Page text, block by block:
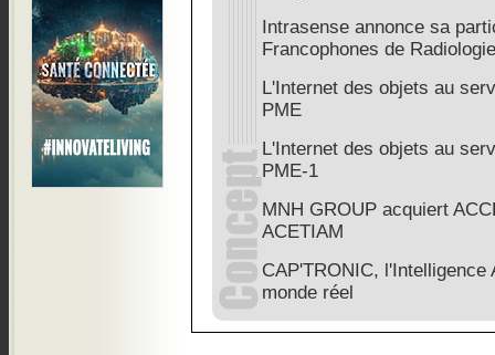
Intrasense annonce sa
Francophones de
L'Internet des objets au
PME
L'Internet des objets au
PME-1
MNH GROUP acquiert
ACETIAM
CAP'TRONIC,
monde réel